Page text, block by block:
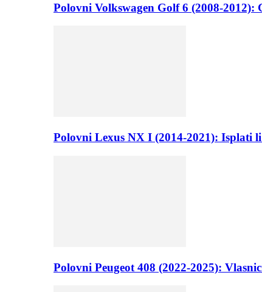
Polovni Volkswagen Golf 6 (2008-
Polovni Lexus NX I (2014-2021): Isplati
Polovni Peugeot 408 (2022-2025):